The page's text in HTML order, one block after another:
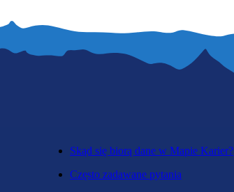
Skąd się biorą dane w Mapie Karier?
Często zadawane pytania